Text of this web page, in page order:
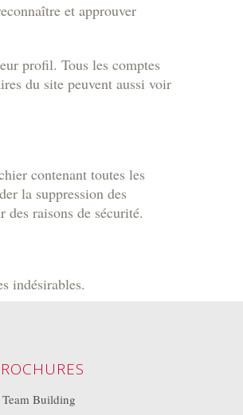
et approuver
profil. Tous les comptes
du site peuvent aussi voir
contenant toutes les
la suppression des
des raisons de sécurité.
indésirables.
Building